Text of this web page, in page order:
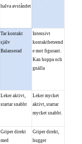
halva avståndet
Tar kontakt
själv
Balanserad
Intensivt
kontaktbeteend
e mot figurant.
Kan hoppa och
gnälla
Leker aktivt,
startar snabbt
Leker mycket
aktivt, startar
mycket snabbt.
Griper direkt
med
Griper direkt,
hugger